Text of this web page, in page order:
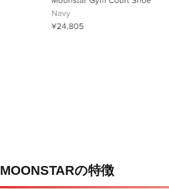
MOONSTARの特徴